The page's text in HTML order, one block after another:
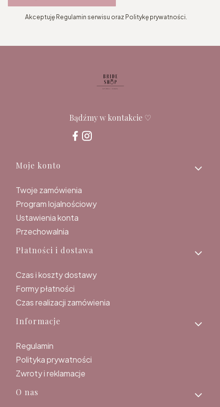
Akceptuję Regulamin serwisu oraz Politykę prywatności.
Bądźmy w kontakcie ♡
Linki w stopce
Moje konto
Twoje zamówienia
Program lojalnościowy
Ustawienia konta
Przechowalnia
Płatności i dostawa
Czas i koszty dostawy
Formy płatności
Czas realizacji zamówienia
Informacje
Regulamin
Polityka prywatności
Zwroty i reklamacje
O nas